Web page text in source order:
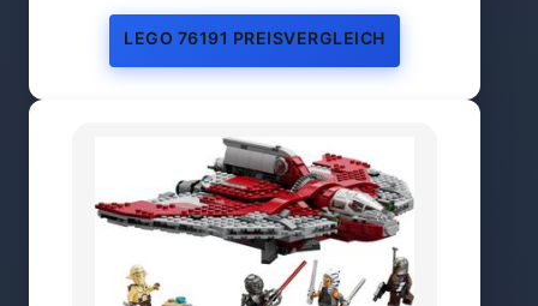
LEGO 76191 PREISVERGLEICH